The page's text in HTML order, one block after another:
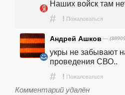
Наших войск там
# ! Пожаловаться
Андрей Ашков —
укры не забывают
проведения СВО..
# ! Пожаловаться
Комментарий удалён